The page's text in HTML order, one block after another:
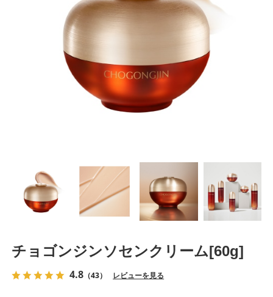
チョゴンジンソセンクリーム[60g]
4.8 （43） レビューを見る